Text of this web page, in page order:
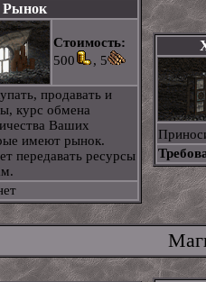
Рынок
Стоимость:
500
, 5
продавать и
курс обмена
Ваших
имеют рынок.
передавать ресурсы